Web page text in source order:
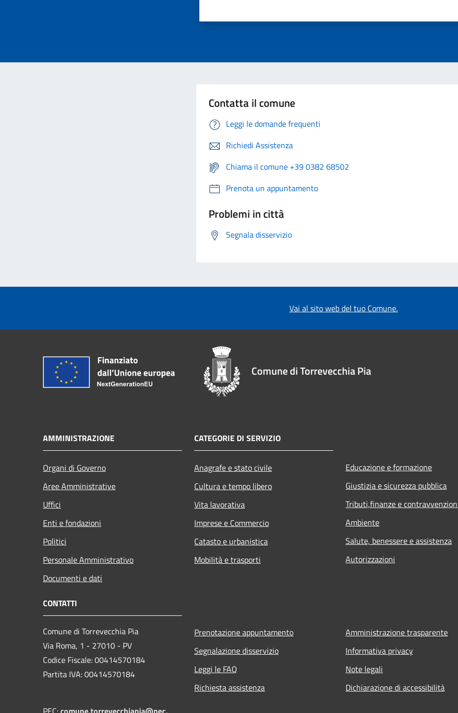
Contatta il comune
Leggi le domande frequenti
Richiedi Assistenza
Chiama il comune +39 0382 68502
Prenota un appuntamento
Problemi in città
Segnala disservizio
Vai al sito web del tuo Comune.
Comune di Torrevecchia Pia
AMMINISTRAZIONE
Organi di Governo
Aree Amministrative
Uffici
Enti e fondazioni
Politici
Personale Amministrativo
Documenti e dati
CATEGORIE DI SERVIZIO
Anagrafe e stato civile
Cultura e tempo libero
Vita lavorativa
Imprese e Commercio
Catasto e urbanistica
Mobilità e trasporti
Educazione e formazione
Giustizia e sicurezza pubblica
Tributi,finanze e
Ambiente
Salute, benessere e assistenza
Autorizzazioni
CONTATTI
Comune di Torrevecchia Pia
Via Roma, 1 - 27010 - PV
Codice Fiscale: 00414570184
Partita IVA: 00414570184
Prenotazione appuntamento
Segnalazione disservizio
Leggi le FAQ
Richiesta assistenza
Amministrazione trasparente
Informativa privacy
Note legali
Dichiarazione di accessibilità